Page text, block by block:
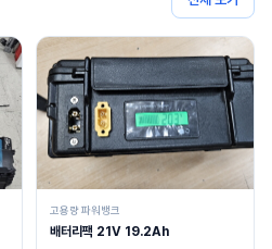
고용량 파워뱅크
배터리팩 21V 19.2Ah